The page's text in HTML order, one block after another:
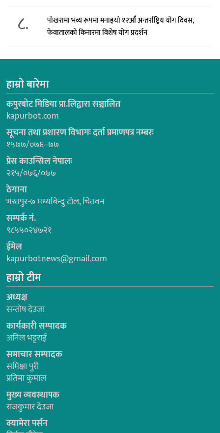
८.
पोखरामा भव्य रूपमा मनाइयो १२औँ अन्तर्राष्ट्रिय योग दिवस,
फेवातालको किनारमा विशेष योग प्रदर्शन
हाम्रो बारेमा
कपुरबोट मिडिया प्रा.लिद्वारा सञ्चालित
kapurbot.com
सूचना तथा प्रशारण विभागः दर्ता प्रमाणपत्र नम्बरः
१५७७/०७६–७७
प्रेस काउन्सिल नेपालः
२१५/०७६/०७७
ठेगाना
भरतपुर-७ मध्यबिन्दु टोल, चितवन
सम्पर्क नं.
९८५५०२४७२१
ईमेल
kapurbotnews@gmail.com
हाम्रो टीम
अध्यक्ष
सन्तोष देउजा
कार्यकारी सम्पादक
अनिल भट्टराई
समाचार सम्पादक
समिक्षा पुरी
प्रतिमा कुमाल
मुख्य व्यवस्थापक
राजकुमार देउजा
क्यामेरा पर्सन